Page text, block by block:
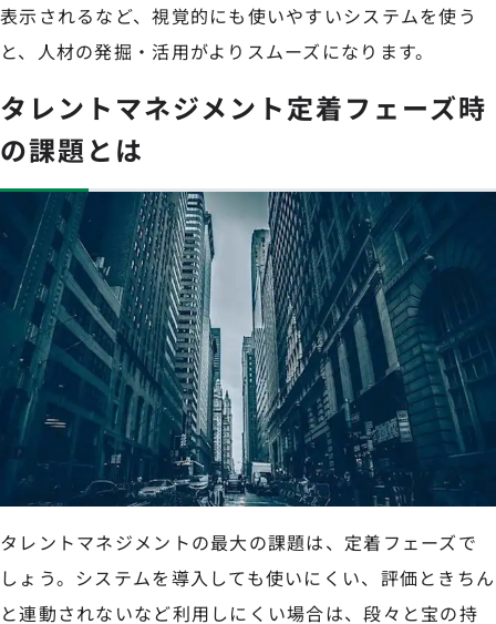
表示されるなど、視覚的にも使いやすいシステムを使う
と、人材の発掘・活用がよりスムーズになります。
タレントマネジメント定着フェーズ時
の課題とは
タレントマネジメントの最大の課題は、定着フェーズで
しょう。システムを導入しても使いにくい、評価ときちん
と連動されないなど利用しにくい場合は、段々と宝の持